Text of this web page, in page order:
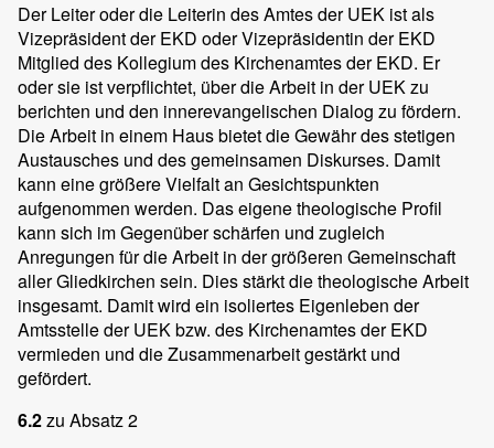
Der Leiter oder die Leiterin des Amtes der UEK ist als
Vizepräsident der EKD oder Vizepräsidentin der EKD
Mitglied des Kollegium des Kirchenamtes der EKD. Er
oder sie ist verpflichtet, über die Arbeit in der UEK zu
berichten und den innerevangelischen Dialog zu fördern.
Die Arbeit in einem Haus bietet die Gewähr des stetigen
Austausches und des gemeinsamen Diskurses. Damit
kann eine größere Vielfalt an Gesichtspunkten
aufgenommen werden. Das eigene theologische Profil
kann sich im Gegenüber schärfen und zugleich
Anregungen für die Arbeit in der größeren Gemeinschaft
aller Gliedkirchen sein. Dies stärkt die theologische Arbeit
insgesamt. Damit wird ein isoliertes Eigenleben der
Amtsstelle der UEK bzw. des Kirchenamtes der EKD
vermieden und die Zusammenarbeit gestärkt und
gefördert.
6.2zu Absatz 2